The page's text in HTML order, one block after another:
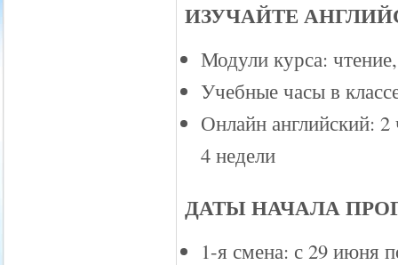
ИЗУЧАЙТЕ
Модули курса:
Учебные часы в
Онлайн английский:
4 недели
ДАТЫ НАЧАЛА
1-я смена: с 29 июня